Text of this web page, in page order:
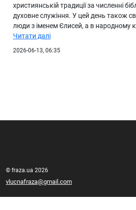
християнській традиції за численні
духовне служіння. У цей день також
люди з іменем Єлисей, а в народному
Читати далі
2026-06-13, 06:35
© fraza.ua 2026
vlucnafraza@gmail.com